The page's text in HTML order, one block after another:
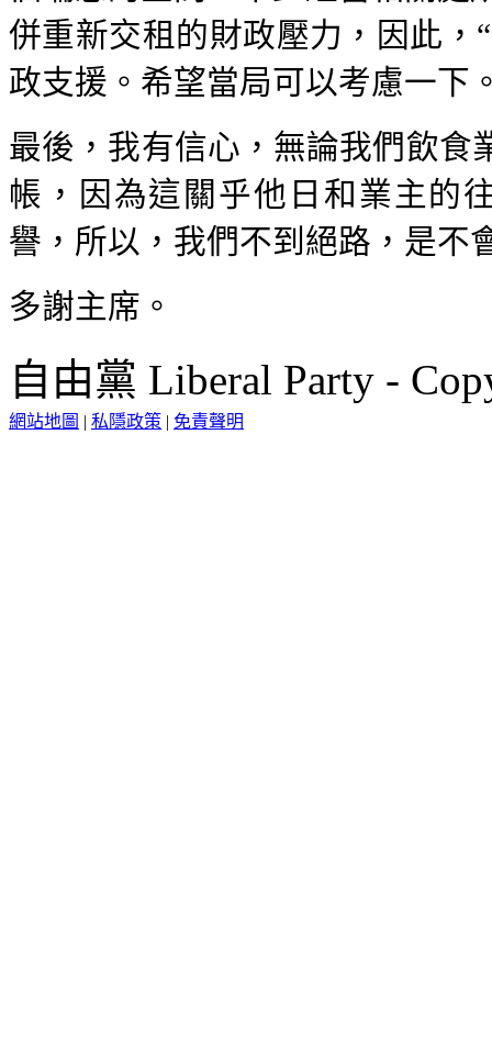
併重新交租的財政壓力，因此，
政支援。希望當局可以考慮一下
最後，我有信心，無論我們飲食
帳，因為這關乎他日和業主的
譽，所以，我們不到絕路，是不
多謝主席。
自由黨 Liberal Party -
網站地圖 | 私隱政策 | 免責聲明